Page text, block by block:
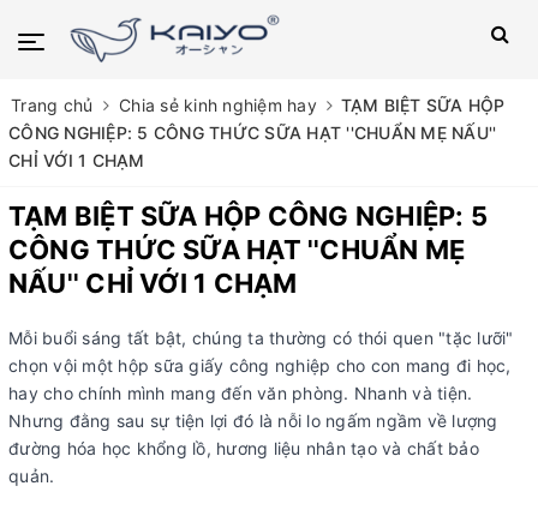
Trang chủ Chia sẻ kinh nghiệm hay
TẠM BIỆT SỮA HỘP
CÔNG NGHIỆP: 5 CÔNG THỨC SỮA HẠT ''CHUẨN MẸ NẤU''
CHỈ VỚI 1 CHẠM
TẠM BIỆT SỮA HỘP CÔNG NGHIỆP: 5
CÔNG THỨC SỮA HẠT ''CHUẨN MẸ
NẤU'' CHỈ VỚI 1 CHẠM
Mỗi buổi sáng tất bật, chúng ta thường có thói quen "tặc lưỡi"
chọn vội một hộp sữa giấy công nghiệp cho con mang đi học,
hay cho chính mình mang đến văn phòng. Nhanh và tiện.
Nhưng đằng sau sự tiện lợi đó là nỗi lo ngấm ngầm về lượng
đường hóa học khổng lồ, hương liệu nhân tạo và chất bảo
quản.